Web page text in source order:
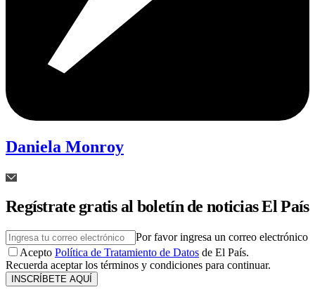
Daniela Monroy
Regístrate gratis al boletín de noticias El País
Por favor ingresa un correo electrónico
Acepto Política de Tratamiento de Datos de El País.
Recuerda aceptar los términos y condiciones para continuar.
INSCRÍBETE AQUÍ